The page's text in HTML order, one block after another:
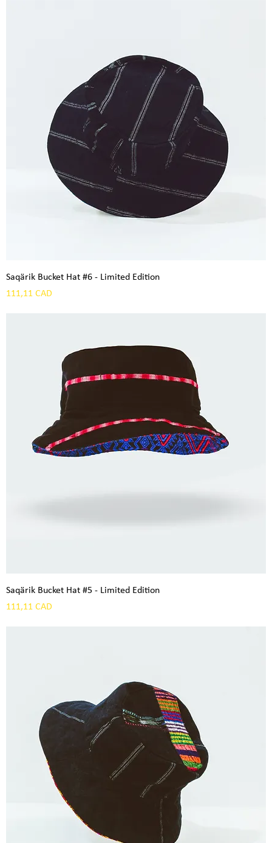
Saqärik Bucket Hat #6 - Limited Edition
Precio
111,11 CAD
Saqärik Bucket Hat #5 - Limited Edition
Precio
111,11 CAD